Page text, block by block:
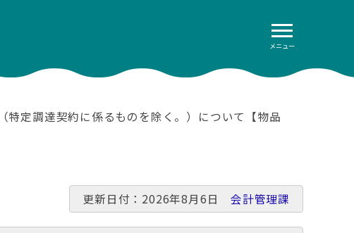
メニュー
特定調達契約に係るものを除く。）について【物品
更新日付：2026年8月6日会計管理課